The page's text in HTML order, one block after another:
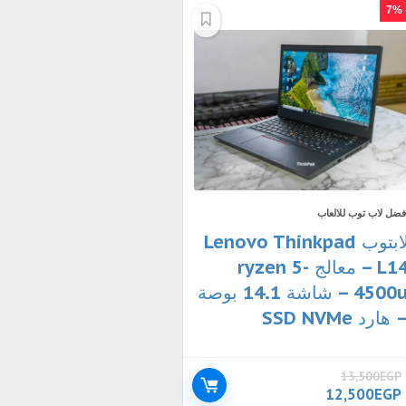
-
لاب توب للالعاب
لابتوب Lenovo Thinkpad
L14 – معالج ryzen 5-
4500u – شاشة 14.1 بوصة
– هارد SSD NVMe
13,500EGP
السعر12,500EGP